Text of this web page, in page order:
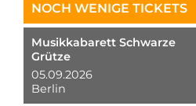
NOCH WENIGE TICKETS
Musikkabarett Schwarze
Grütze
05.09.2026
Berlin